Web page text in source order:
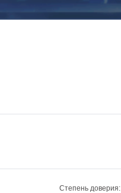
Степень доверия: